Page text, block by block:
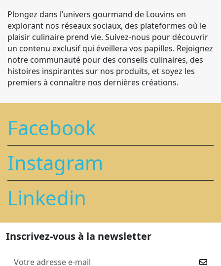
Plongez dans l’univers gourmand de Louvins en
explorant nos réseaux sociaux, des plateformes où le
plaisir culinaire prend vie. Suivez-nous pour découvrir
un contenu exclusif qui éveillera vos papilles. Rejoignez
notre communauté pour des conseils culinaires, des
histoires inspirantes sur nos produits, et soyez les
premiers à connaître nos dernières créations.
Facebook
Instagram
Linkedin
Inscrivez-vous à la newsletter